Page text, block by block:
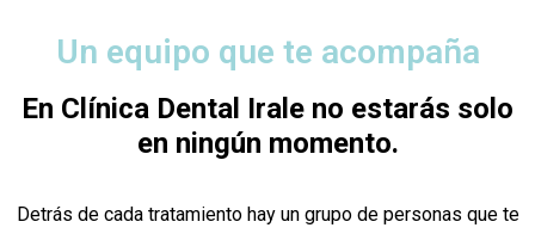
Un equipo que te acompaña
En Clínica Dental Irale no estarás solo
en ningún momento.
Detrás de cada tratamiento hay un grupo de personas que te